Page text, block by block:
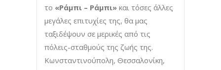
το «Ράμπι – Ράμπι» και τόσες άλλες
μεγάλες επιτυχίες της, θα μας
ταξιδέψουν σε μερικές από τις
πόλεις-σταθμούς της ζωής της.
Κωνσταντινούπολη, Θεσσαλονίκη,